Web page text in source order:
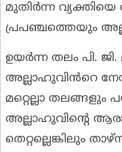
മുതിർന്ന
പ്രപഞ്ചത്തെയും
ഉയർന്ന തലം പി.
അല്ലാഹുവിൻറെ
മറ്റെല്ലാ തലങ്ങളും
അല്ലാഹുവിന്റെ
തെറ്റല്ലെങ്കിലും